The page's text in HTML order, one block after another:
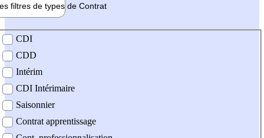
filtres de types de Contrat
contrat
CDI
CDD
Intérim
CDI Intérimaire
Saisonnier
Contrat apprentissage